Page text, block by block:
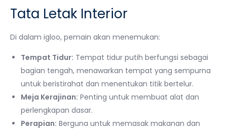
Tata Letak Interior
Di dalam igloo, pemain akan menemukan:
Tempat Tidur: Tempat tidur putih berfungsi sebagai
bagian tengah, menawarkan tempat yang sempurna
untuk beristirahat dan menentukan titik bertelur.
Meja Kerajinan: Penting untuk membuat alat dan
perlengkapan dasar.
Perapian: Berguna untuk memasak makanan dan